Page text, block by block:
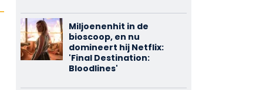
Miljoenenhit in de
bioscoop, en nu
domineert hij Netflix:
'Final Destination:
Bloodlines'